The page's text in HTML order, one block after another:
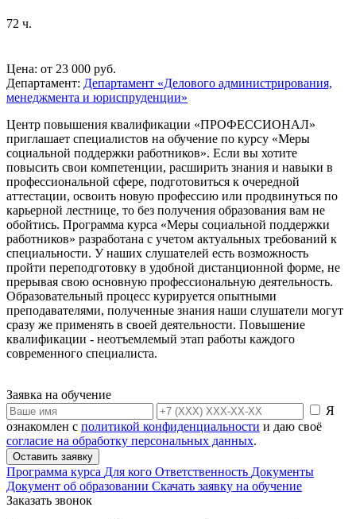
72 ч.
Цена: от 23 000 руб.
Департамент: Департамент «Делового администрирования,
менеджмента и юриспруденции»
Центр повышения квалификации «ПРОФЕССИОНАЛ»
приглашает специалистов на обучение по курсу «Меры
социальной поддержки работников». Если вы хотите
повысить свои компетенции, расширить знания и навыки в
профессиональной сфере, подготовиться к очередной
аттестации, освоить новую профессию или продвинуться по
карьерной лестнице, то без получения образования вам не
обойтись. Программа курса «Меры социальной поддержки
работников» разработана с учетом актуальных требований к
специальности. У наших слушателей есть возможность
пройти переподготовку в удобной дистанционной форме, не
прерывая свою основную профессиональную деятельность.
Образовательный процесс курируется опытными
преподавателями, полученные знания наши слушатели могут
сразу же применять в своей деятельности. Повышение
квалификации - неотъемлемый этап работы каждого
современного специалиста.
Заявка на обучение
Я
ознакомлен с политикой конфиденциальности и даю своё
согласие на обработку персональных данных.
Оставить заявку
Программа курса Для кого Ответственность Документы
Документ об образовании Скачать заявку на обучение
Заказать звонок